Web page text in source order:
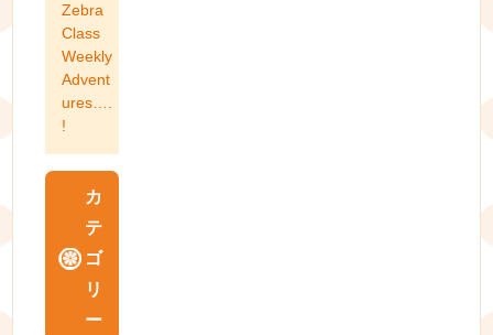
Zebra
Class
Weekly
Advent
ures….
!
カ
テ
ゴ
リ
ー